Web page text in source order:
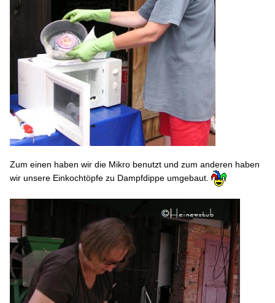
Zum einen haben wir die Mikro benutzt und zum anderen haben
wir unsere Einkochtöpfe zu Dampfdippe umgebaut.